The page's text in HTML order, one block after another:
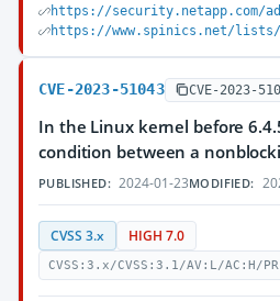
https://security.netapp.com/
https://www.spinics.net/lists/
CVE-2023-51043 CVE-2023-
In the Linux kernel before
condition between a
PUBLISHED: 2024-01-23MODIFIED:
CVSS 3.x HIGH 7.0
CVSS:3.x/CVSS:3.1/AV:L/AC:H/